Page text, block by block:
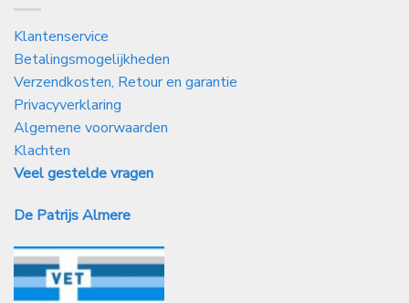
Klantenservice
Betalingsmogelijkheden
Verzendkosten, Retour en garantie
Privacyverklaring
Algemene voorwaarden
Klachten
Veel gestelde vragen
De Patrijs Almere